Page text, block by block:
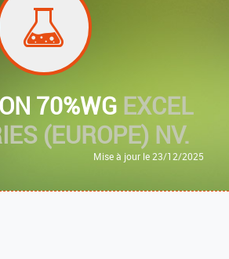
70%WG EXCEL
(EUROPE) NV.
Mise à jour le 23/12/2025